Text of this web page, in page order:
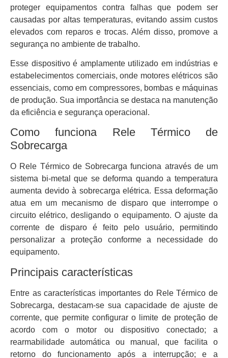
proteger equipamentos contra falhas que podem ser
causadas por altas temperaturas, evitando assim custos
elevados com reparos e trocas. Além disso, promove a
segurança no ambiente de trabalho.
Esse dispositivo é amplamente utilizado em indústrias e
estabelecimentos comerciais, onde motores elétricos são
essenciais, como em compressores, bombas e máquinas
de produção. Sua importância se destaca na manutenção
da eficiência e segurança operacional.
Como funciona Rele Térmico de
Sobrecarga
O Rele Térmico de Sobrecarga funciona através de um
sistema bi-metal que se deforma quando a temperatura
aumenta devido à sobrecarga elétrica. Essa deformação
atua em um mecanismo de disparo que interrompe o
circuito elétrico, desligando o equipamento. O ajuste da
corrente de disparo é feito pelo usuário, permitindo
personalizar a proteção conforme a necessidade do
equipamento.
Principais características
Entre as características importantes do Rele Térmico de
Sobrecarga, destacam-se sua capacidade de ajuste de
corrente, que permite configurar o limite de proteção de
acordo com o motor ou dispositivo conectado; a
rearmabilidade automática ou manual, que facilita o
retorno do funcionamento após a interrupção; e a